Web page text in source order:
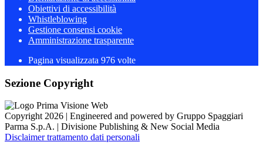
Obiettivi di accessibilità
Whistleblowing
Gestione consensi cookie
Amministrazione trasparente
Pagina visualizzata 976 volte
Sezione Copyright
Copyright 2026 | Engineered and powered by Gruppo Spaggiari
Parma S.p.A. | Divisione Publishing & New Social Media
Disclaimer trattamento dati personali